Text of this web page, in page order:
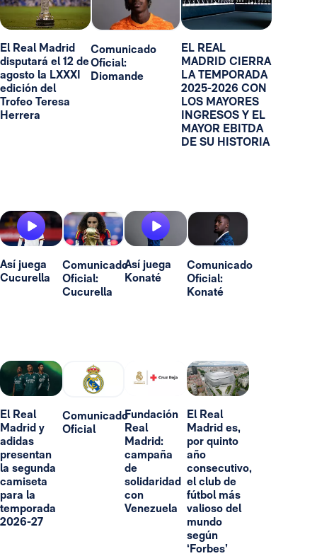
El Real Madrid
disputará el 12 de
agosto la LXXXI
edición del
Trofeo Teresa
Herrera
Comunicado
Oficial:
Diomande
EL REAL
MADRID CIERRA
LA TEMPORADA
2025-2026 CON
LOS MAYORES
INGRESOS Y EL
MAYOR EBITDA
DE SU HISTORIA
Así juega
Cucurella
Comunicado
Oficial:
Cucurella
Así juega
Konaté
Comunicado
Oficial:
Konaté
El Real
Madrid y
adidas
presentan
la segunda
camiseta
para la
temporada
2026-27
Comunicado
Oficial
Fundación
Real
Madrid:
campaña
de
solidaridad
con
Venezuela
El Real
Madrid es,
por quinto
año
consecutivo,
el club de
fútbol más
valioso del
mundo
según
‘Forbes’